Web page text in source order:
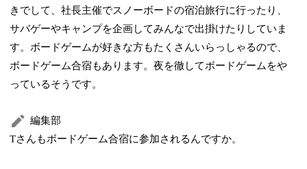
きでして、社長主催でスノーボードの宿泊旅行に行ったり、
サバゲーやキャンプを企画してみんなで出掛けたりしていま
す。ボードゲームが好きな方もたくさんいらっしゃるので、
ボードゲーム合宿もあります。夜を徹してボードゲームをや
っているそうです。
編集部
Tさんもボードゲーム合宿に参加されるんですか。